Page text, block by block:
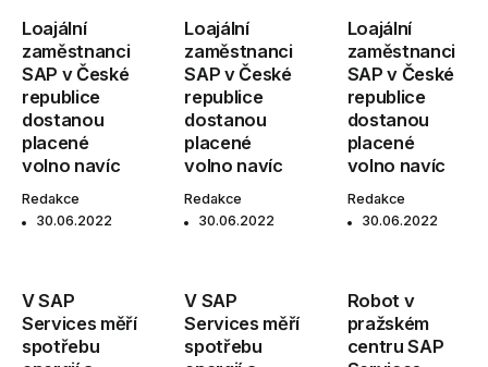
Loajální
zaměstnanci
SAP v České
republice
dostanou
placené
volno navíc
Redakce
30.06.2022
Loajální
zaměstnanci
SAP v České
republice
dostanou
placené
volno navíc
Redakce
30.06.2022
Loajální
zaměstnanci
SAP v České
republice
dostanou
placené
volno navíc
Redakce
30.06.2022
V SAP
Services měří
spotřebu
V SAP
Services měří
spotřebu
Robot v
pražském
centru SAP